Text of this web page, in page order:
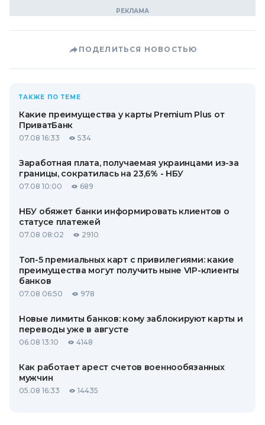
ПОДЕЛИТЬСЯ НОВОСТЬЮ
ТАКЖЕ ПО ТЕМЕ
Какие преимущества у карты Premium Plus от
ПриватБанк
07.08 16:33 534
Заработная плата, получаемая украинцами из-за
границы, сократилась на 23,6% - НБУ
07.08 10:00 689
НБУ обяжет банки информировать клиентов о
статусе платежей
07.08 08:02 2910
Топ-5 премиальных карт с привилегиями: какие
преимущества могут получить ныне VIP-клиенты
банков
07.08 06:50 978
Новые лимиты банков: кому заблокируют карты и
переводы уже в августе
06.08 13:10 4148
Как работает арест счетов военнообязанных
мужчин
05.08 16:33 14435